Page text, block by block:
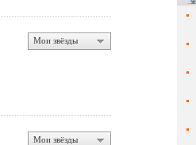
Мои звёзды
Мои звёзды